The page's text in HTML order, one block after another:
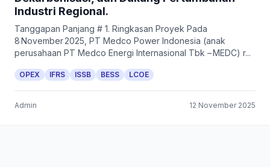
Industri Regional.
Tanggapan Panjang # 1. Ringkasan Proyek Pada
8 November 2025, PT Medco Power Indonesia (anak
perusahaan PT Medco Energi Internasional Tbk – MEDC) r...
OPEX IFRS ISSB BESS LCOE
Admin 12 November 2025